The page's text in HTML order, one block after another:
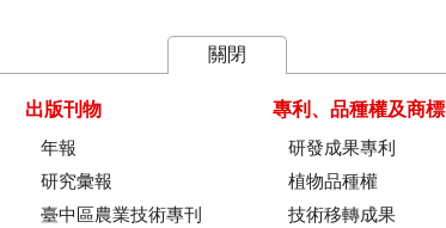
關閉
出版刊物
年報
研究彙報
臺中區農業技術專刊
專利、品種權及商標
研發成果專利
植物品種權
技術移轉成果